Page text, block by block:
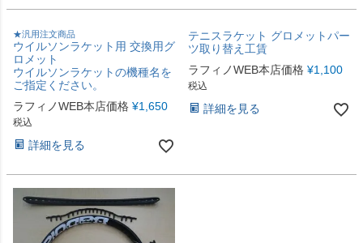
★汎用注文商品
ウイルソンラケット用 交換用グ
ロメット
ウイルソンラケットの機種名を
ご指定ください。
ラフィノWEB本店価格 ¥1,650
税込
詳細を見る
テニスラケット グロメットパー
ツ取り替え工賃
ラフィノWEB本店価格 ¥1,100
税込
詳細を見る